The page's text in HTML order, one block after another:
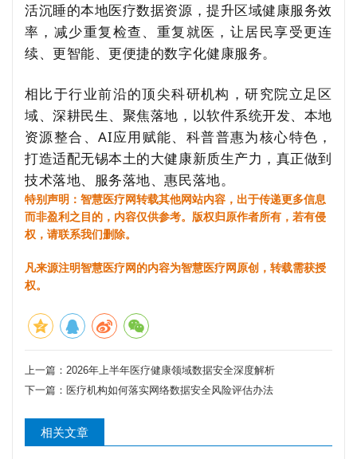
活沉睡的本地医疗数据资源，提升区域健康服务效
率，减少重复检查、重复就医，让居民享受更连
续、更智能、更便捷的数字化健康服务。
相比于行业前沿的顶尖科研机构，研究院立足区
域、深耕民生、聚焦落地，以软件系统开发、本地
资源整合、AI应用赋能、科普普惠为核心特色，
打造适配无锡本土的大健康新质生产力，真正做到
技术落地、服务落地、惠民落地。
特别声明：智慧医疗网转载其他网站内容，出于传递更多信息
而非盈利之目的，内容仅供参考。版权归原作者所有，若有侵
权，请联系我们删除。
凡来源注明智慧医疗网的内容为智慧医疗网原创，转载需获授
权。
上一篇： 2026年上半年医疗健康领域数据安全深度解析
下一篇： 医疗机构如何落实网络数据安全风险评估办法
相关文章